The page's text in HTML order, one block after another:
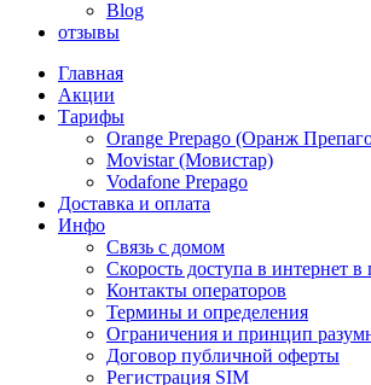
Blog
отзывы
Главная
Акции
Тарифы
Orange Prepago (Оранж
Movistar (Мовистар)
Vodafone Prepago
Доставка и оплата
Инфо
Связь с домом
Скорость доступа в интернет
Контакты операторов
Термины и определения
Ограничения и принцип
Договор публичной оферты
Регистрация SIM